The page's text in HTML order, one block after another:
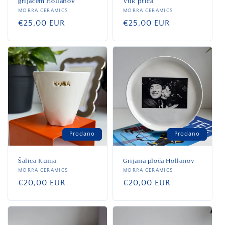
Dobavljač:
MORRA CERAMICS
Standardna
€25,00 EUR
Dobavljač:
MORRA CERAMICS
Standardna
€25,00 EUR
Prodano
Šalica Kuma
Dobavljač:
MORRA CERAMICS
Standardna
€20,00 EUR
Prodano
Grijana ploča Hollanov
Dobavljač:
MORRA CERAMICS
Standardna
€20,00 EUR